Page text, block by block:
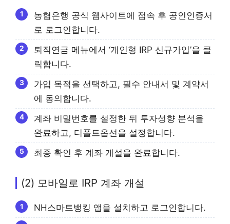
농협은행 공식 웹사이트에 접속 후 공인인증서
로 로그인합니다.
퇴직연금 메뉴에서 ‘개인형 IRP 신규가입’을 클
릭합니다.
가입 목적을 선택하고, 필수 안내서 및 계약서
에 동의합니다.
계좌 비밀번호를 설정한 뒤 투자성향 분석을
완료하고, 디폴트옵션을 설정합니다.
최종 확인 후 계좌 개설을 완료합니다.
(2) 모바일로 IRP 계좌 개설
NH스마트뱅킹 앱을 설치하고 로그인합니다.